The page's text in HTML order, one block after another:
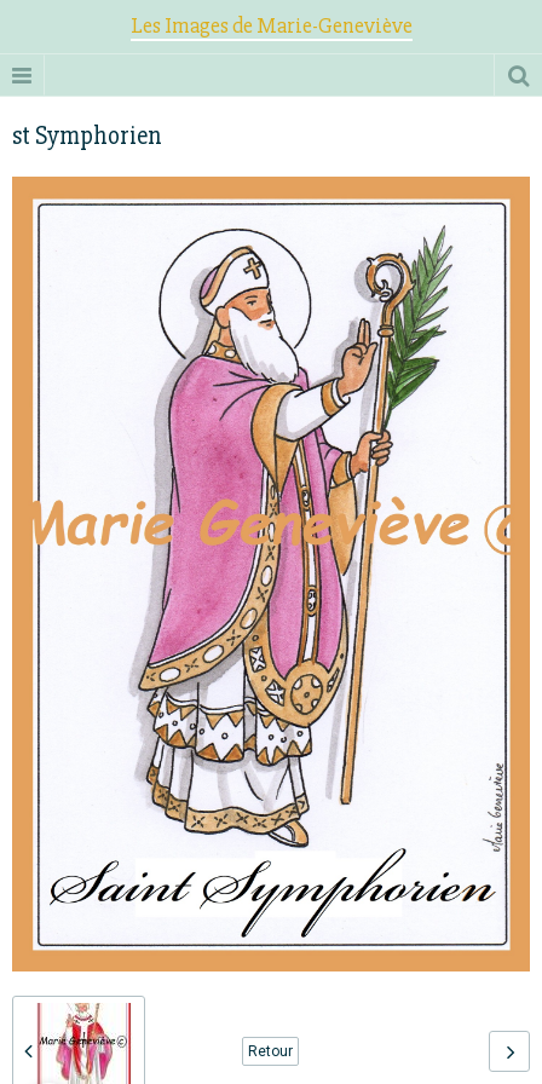
Les Images de Marie-Geneviève
st Symphorien
Retour